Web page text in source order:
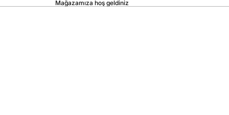
Mağazamıza hoş geldiniz